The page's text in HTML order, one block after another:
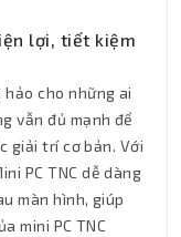
lợi, tiết kiệm
hảo cho những ai
vẫn đủ mạnh để
giải trí cơ bản. Với
PC TNC dễ dàng
màn hình, giúp
mini PC TNC